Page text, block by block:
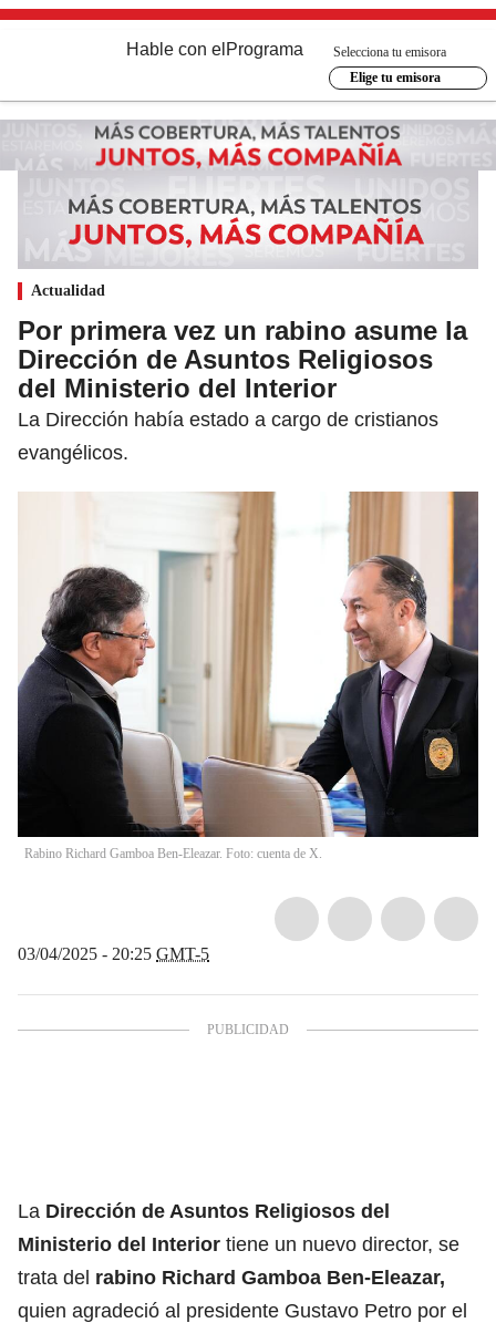
Hable con el Programa
Selecciona tu emisora
Elige tu emisora
Actualidad
Por primera vez un rabino asume la
Dirección de Asuntos Religiosos
del Ministerio del Interior
La Dirección había estado a cargo de cristianos
evangélicos.
Rabino Richard Gamboa Ben-Eleazar. Foto: cuenta de X.
03/04/2025 - 20:25 GMT-5
La Dirección de Asuntos Religiosos del
Ministerio del Interior tiene un nuevo director, se
trata del rabino Richard Gamboa Ben-Eleazar,
quien agradeció al presidente Gustavo Petro por el